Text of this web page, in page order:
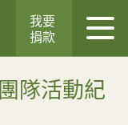
我要
捐款
隊活動紀